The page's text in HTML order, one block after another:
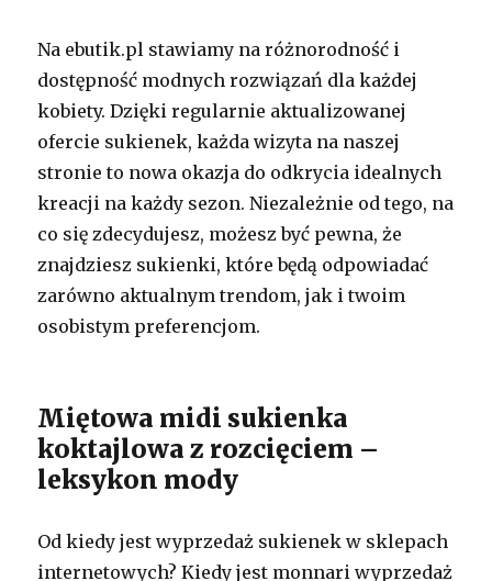
Na ebutik.pl stawiamy na różnorodność i
dostępność modnych rozwiązań dla każdej
kobiety. Dzięki regularnie aktualizowanej
ofercie sukienek, każda wizyta na naszej
stronie to nowa okazja do odkrycia idealnych
kreacji na każdy sezon. Niezależnie od tego, na
co się zdecydujesz, możesz być pewna, że
znajdziesz sukienki, które będą odpowiadać
zarówno aktualnym trendom, jak i twoim
osobistym preferencjom.
Miętowa midi sukienka
koktajlowa z rozcięciem –
leksykon mody
Od kiedy jest wyprzedaż sukienek w sklepach
internetowych? Kiedy jest monnari wyprzedaż